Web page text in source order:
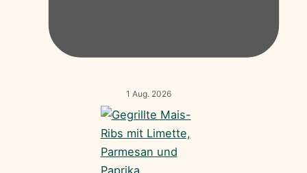
1 Aug. 2026